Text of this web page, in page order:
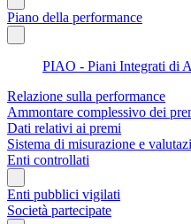
Piano della performance
PIAO - Piani Integrati di
Relazione sulla performance
Ammontare complessivo dei
Dati relativi ai premi
Sistema di misurazione e
Enti controllati
Enti pubblici vigilati
Società partecipate